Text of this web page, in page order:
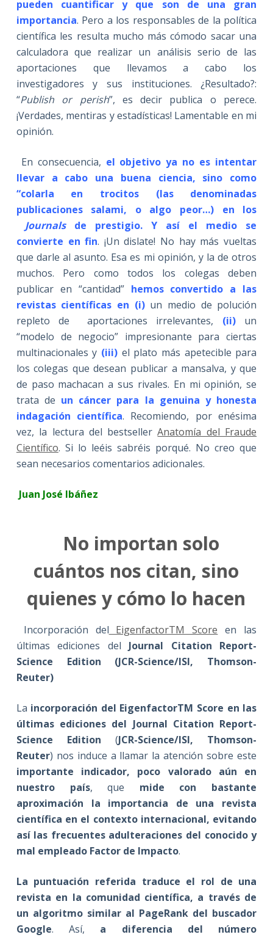
pueden cuantificar y que son de una gran
importancia. Pero a los responsables de la política
científica les resulta mucho más cómodo sacar una
calculadora que realizar un análisis serio de las
aportaciones que llevamos a cabo los
investigadores y sus instituciones. ¿Resultado?:
“Publish or perish”, es decir publica o perece.
¡Verdades, mentiras y estadísticas! Lamentable en mi
opinión.
En consecuencia, el objetivo ya no es intentar
llevar a cabo una buena ciencia, sino como
“colarla en trocitos (las denominadas
publicaciones salami, o algo peor…) en los
Journalsde prestigio. Y así el medio se
convierte en fin. ¡Un dislate! No hay más vueltas
que darle al asunto. Esa es mi opinión, y la de otros
muchos. Pero como todos los colegas deben
publicar en “cantidad” hemos convertido a las
revistas científicas en (i)un medio de polución
repleto de aportaciones irrelevantes, (ii)un
“modelo de negocio” impresionante para ciertas
multinacionales y (iii) el plato más apetecible para
los colegas que desean publicar a mansalva, y que
de paso machacan a sus rivales. En mi opinión, se
trata de un cáncer para la genuina y honesta
indagación científica. Recomiendo, por enésima
vez, la lectura del bestsellerAnatomía del Fraude
Científico. Si lo leéis sabréis porqué. No creo que
sean necesarios comentarios adicionales.
Juan José Ibáñez
No importan solo
cuántos nos citan, sino
quienes y cómo lo hacen
Incorporación del EigenfactorTM Score en las
últimas ediciones del Journal Citation Report-
Science Edition (JCR-Science/ISI, Thomson-
Reuter)
La incorporación del EigenfactorTM Score en las
últimas ediciones del Journal Citation Report-
Science Edition (JCR-Science/ISI, Thomson-
Reuter) nos induce a llamar la atención sobre este
importante indicador, poco valorado aún en
nuestro país, que mide con bastante
aproximación la importancia de una revista
científica en el contexto internacional, evitando
así las frecuentes adulteraciones del conocido y
mal empleado Factor de Impacto.
La puntuación referida traduce el rol de una
revista en la comunidad científica, a través de
un algoritmo similar al PageRank del buscador
Google. Así, a diferencia del número